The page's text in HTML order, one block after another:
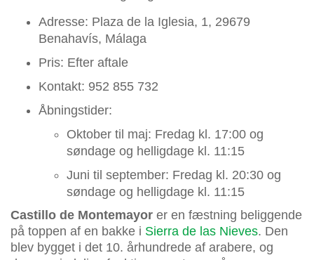
Adresse: Plaza de la Iglesia, 1, 29679
Benahavís, Málaga
Pris: Efter aftale
Kontakt: 952 855 732
Åbningstider:
Oktober til maj: Fredag kl. 17:00 og
søndage og helligdage kl. 11:15
Juni til september: Fredag kl. 20:30 og
søndage og helligdage kl. 11:15
Castillo de Montemayor er en fæstning beliggende
på toppen af en bakke i Sierra de las Nieves. Den
blev bygget i det 10. århundrede af arabere, og